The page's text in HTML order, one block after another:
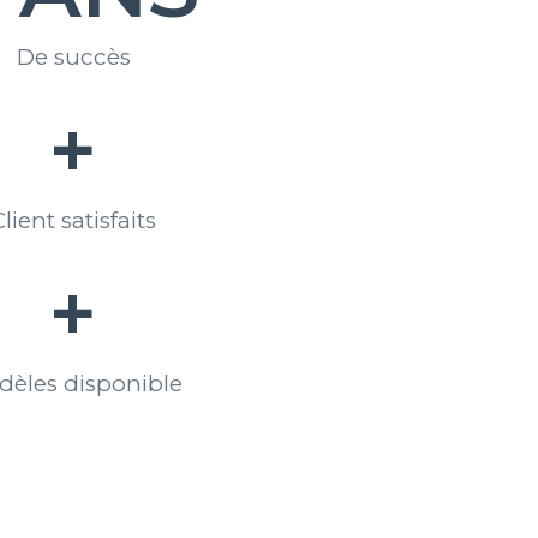
De succès
satisfaits
+
disponible
+